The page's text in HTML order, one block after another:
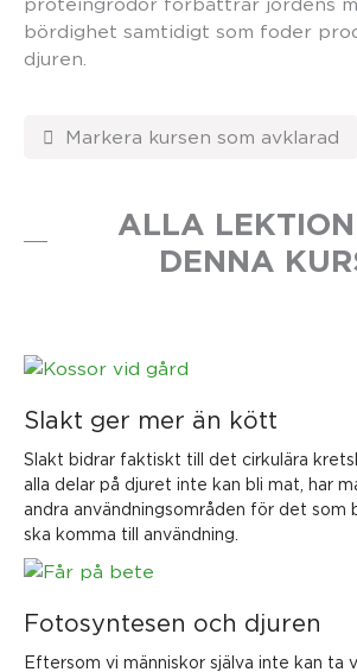
bördighet samtidigt som foder
djuren.
ALLA
DENNA
Slakt ger mer än kött
Slakt bidrar faktiskt till det cirkulära
alla delar på djuret inte kan bli mat, har
andra användningsområden för det som
ska komma till användning.
Fotosyntesen och djuren
Eftersom vi människor själva inte kan ta